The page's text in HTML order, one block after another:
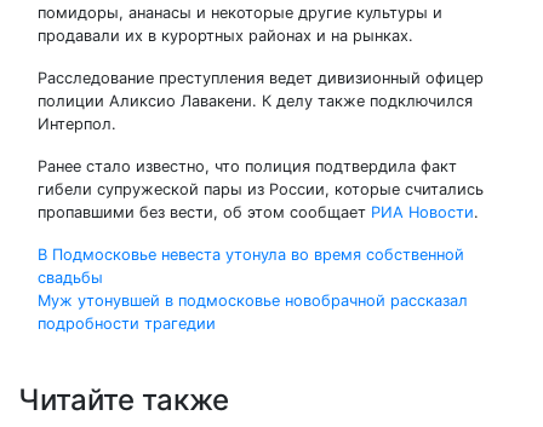
помидоры, ананасы и некоторые другие культуры и
продавали их в курортных районах и на рынках.
Расследование преступления ведет дивизионный офицер
полиции Аликсио Лавакени. К делу также подключился
Интерпол.
Ранее стало известно, что полиция подтвердила факт
гибели супружеской пары из России, которые считались
пропавшими без вести, об этом сообщает РИА Новости.
Навигация
по
В Подмосковье невеста утонула во время собственной
свадьбы
Муж утонувшей в подмосковье новобрачной рассказал
подробности трагедии
Читайте также